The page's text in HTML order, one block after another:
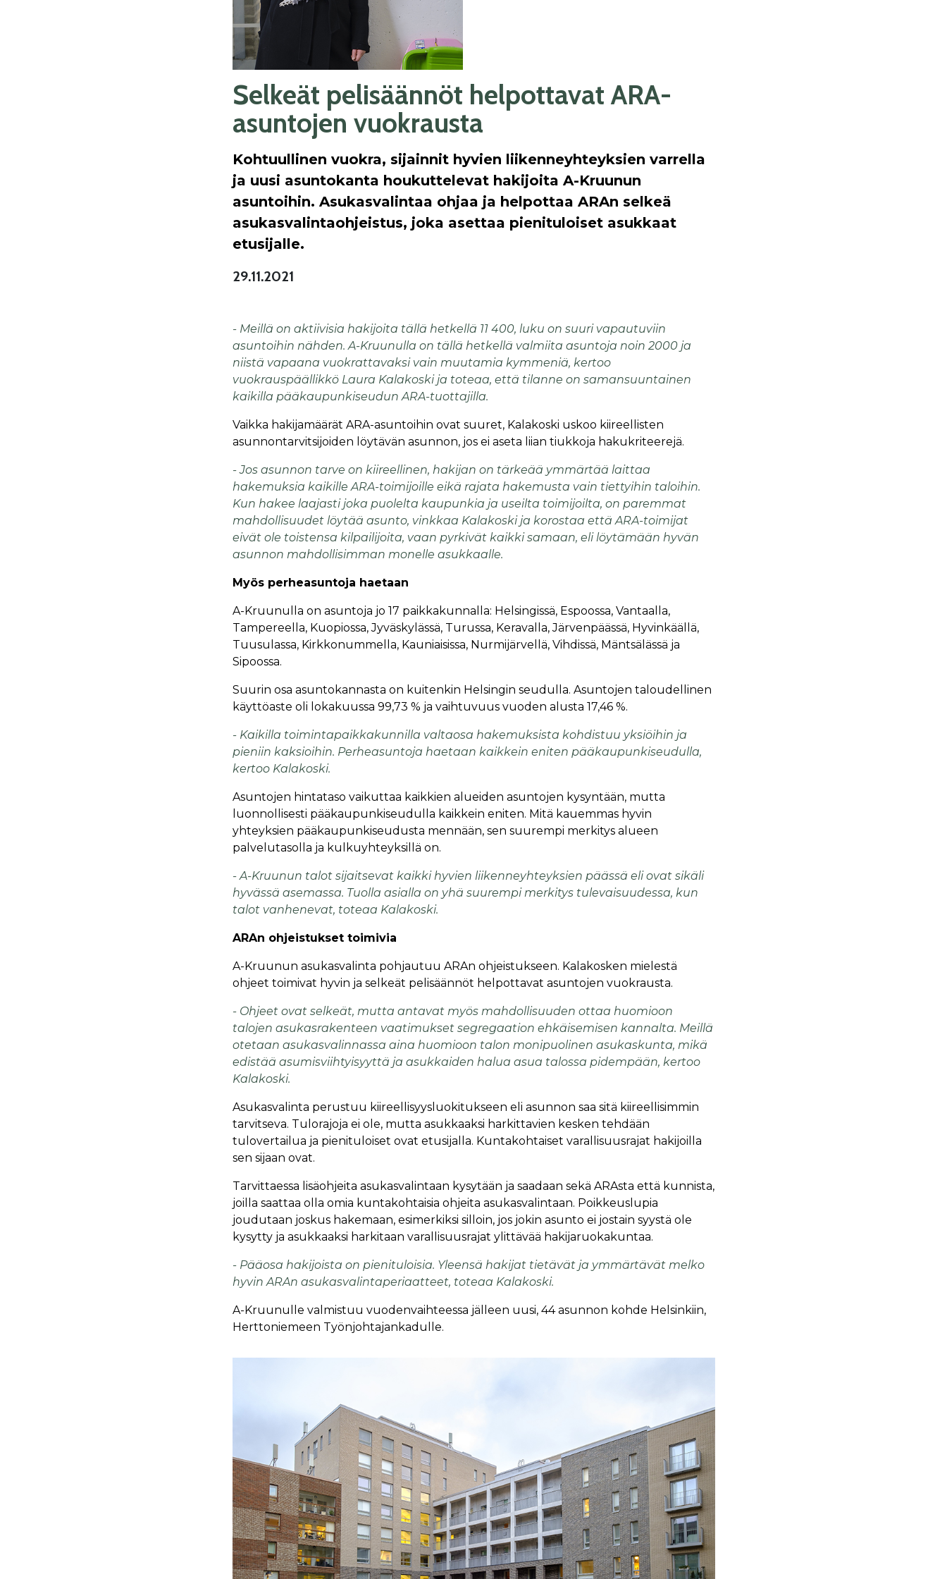
Selkeät pelisäännöt helpottavat ARA-
asuntojen vuokrausta
Kohtuullinen vuokra, sijainnit hyvien liikenneyhteyksien varrella
ja uusi asuntokanta houkuttelevat hakijoita A-Kruunun
asuntoihin. Asukasvalintaa ohjaa ja helpottaa ARAn selkeä
asukasvalintaohjeistus, joka asettaa pienituloiset asukkaat
etusijalle.
29.11.2021
- Meillä on aktiivisia hakijoita tällä hetkellä 11 400, luku on suuri vapautuviin
asuntoihin nähden. A-Kruunulla on tällä hetkellä valmiita asuntoja noin 2000 ja
niistä vapaana vuokrattavaksi vain muutamia kymmeniä, kertoo
vuokrauspäällikkö Laura Kalakoski ja toteaa, että tilanne on samansuuntainen
kaikilla pääkaupunkiseudun ARA-tuottajilla.
Vaikka hakijamäärät ARA-asuntoihin ovat suuret, Kalakoski uskoo kiireellisten
asunnontarvitsijoiden löytävän asunnon, jos ei aseta liian tiukkoja hakukriteerejä.
- Jos asunnon tarve on kiireellinen, hakijan on tärkeää ymmärtää laittaa
hakemuksia kaikille ARA-toimijoille eikä rajata hakemusta vain tiettyihin taloihin.
Kun hakee laajasti joka puolelta kaupunkia ja useilta toimijoilta, on paremmat
mahdollisuudet löytää asunto, vinkkaa Kalakoski ja korostaa että ARA-toimijat
eivät ole toistensa kilpailijoita, vaan pyrkivät kaikki samaan, eli löytämään hyvän
asunnon mahdollisimman monelle asukkaalle.
Myös perheasuntoja haetaan
A-Kruunulla on asuntoja jo 17 paikkakunnalla: Helsingissä, Espoossa, Vantaalla,
Tampereella, Kuopiossa, Jyväskylässä, Turussa, Keravalla, Järvenpäässä, Hyvinkäällä,
Tuusulassa, Kirkkonummella, Kauniaisissa, Nurmijärvellä, Vihdissä, Mäntsälässä ja
Sipoossa.
Suurin osa asuntokannasta on kuitenkin Helsingin seudulla. Asuntojen taloudellinen
käyttöaste oli lokakuussa 99,73 % ja vaihtuvuus vuoden alusta 17,46 %.
- Kaikilla toimintapaikkakunnilla valtaosa hakemuksista kohdistuu yksiöihin ja
pieniin kaksioihin. Perheasuntoja haetaan kaikkein eniten pääkaupunkiseudulla,
kertoo Kalakoski.
Asuntojen hintataso vaikuttaa kaikkien alueiden asuntojen kysyntään, mutta
luonnollisesti pääkaupunkiseudulla kaikkein eniten. Mitä kauemmas hyvin
yhteyksien pääkaupunkiseudusta mennään, sen suurempi merkitys alueen
palvelutasolla ja kulkuyhteyksillä on.
- A-Kruunun talot sijaitsevat kaikki hyvien liikenneyhteyksien päässä eli ovat sikäli
hyvässä asemassa. Tuolla asialla on yhä suurempi merkitys tulevaisuudessa, kun
talot vanhenevat, toteaa Kalakoski.
ARAn ohjeistukset toimivia
A-Kruunun asukasvalinta pohjautuu ARAn ohjeistukseen. Kalakosken mielestä
ohjeet toimivat hyvin ja selkeät pelisäännöt helpottavat asuntojen vuokrausta.
- Ohjeet ovat selkeät, mutta antavat myös mahdollisuuden ottaa huomioon
talojen asukasrakenteen vaatimukset segregaation ehkäisemisen kannalta. Meillä
otetaan asukasvalinnassa aina huomioon talon monipuolinen asukaskunta, mikä
edistää asumisviihtyisyyttä ja asukkaiden halua asua talossa pidempään, kertoo
Kalakoski.
Asukasvalinta perustuu kiireellisyysluokitukseen eli asunnon saa sitä kiireellisimmin
tarvitseva. Tulorajoja ei ole, mutta asukkaaksi harkittavien kesken tehdään
tulovertailua ja pienituloiset ovat etusijalla. Kuntakohtaiset varallisuusrajat hakijoilla
sen sijaan ovat.
Tarvittaessa lisäohjeita asukasvalintaan kysytään ja saadaan sekä ARAsta että kunnista,
joilla saattaa olla omia kuntakohtaisia ohjeita asukasvalintaan. Poikkeuslupia
joudutaan joskus hakemaan, esimerkiksi silloin, jos jokin asunto ei jostain syystä ole
kysytty ja asukkaaksi harkitaan varallisuusrajat ylittävää hakijaruokakuntaa.
- Pääosa hakijoista on pienituloisia. Yleensä hakijat tietävät ja ymmärtävät melko
hyvin ARAn asukasvalintaperiaatteet, toteaa Kalakoski.
A-Kruunulle valmistuu vuodenvaihteessa jälleen uusi, 44 asunnon kohde Helsinkiin,
Herttoniemeen Työnjohtajankadulle.